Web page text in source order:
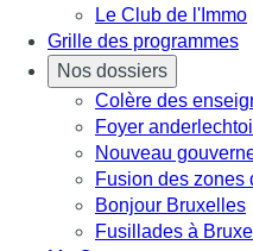
Le Club de l'Immo
Grille des programmes
Nos dossiers
Colère des
Foyer
Nouveau
Fusion des zones
Bonjour Bruxelles
Fusillades à